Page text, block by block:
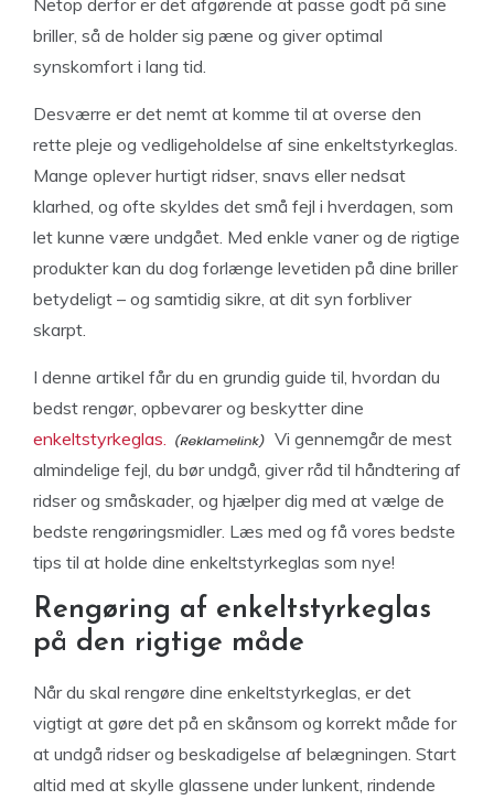
briller, så de holder sig pæne og giver optimal
synskomfort i lang tid.
Desværre er det nemt at komme til at overse den
rette pleje og vedligeholdelse af sine enkeltstyrkeglas.
Mange oplever hurtigt ridser, snavs eller nedsat
klarhed, og ofte skyldes det små fejl i hverdagen, som
let kunne være undgået. Med enkle vaner og de rigtige
produkter kan du dog forlænge levetiden på dine briller
betydeligt – og samtidig sikre, at dit syn forbliver
skarpt.
I denne artikel får du en grundig guide til, hvordan du
bedst rengør, opbevarer og beskytter dine
enkeltstyrkeglas.
Vi gennemgår de mest
almindelige fejl, du bør undgå, giver råd til håndtering af
ridser og småskader, og hjælper dig med at vælge de
bedste rengøringsmidler. Læs med og få vores bedste
tips til at holde dine enkeltstyrkeglas som nye!
Rengøring af enkeltstyrkeglas
på den rigtige måde
Når du skal rengøre dine enkeltstyrkeglas, er det
vigtigt at gøre det på en skånsom og korrekt måde for
at undgå ridser og beskadigelse af belægningen. Start
altid med at skylle glassene under lunkent, rindende